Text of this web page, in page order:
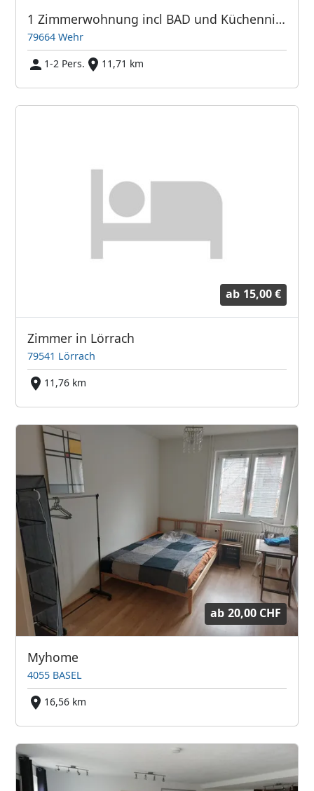
1 Zimmerwohnung incl BAD und Küchennische
79664 Wehr
1-2 Pers.
11,71 km
ab 15,00 €
Zimmer in Lörrach
79541 Lörrach
11,76 km
ab 20,00 CHF
Myhome
4055 BASEL
16,56 km